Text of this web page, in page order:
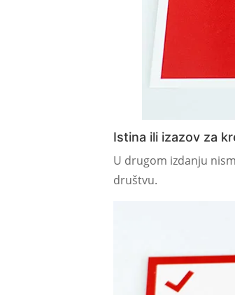
Istina ili izazov za
U drugom izdanju
društvu.